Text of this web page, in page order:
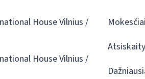
House Vilnius /
House Vilnius /